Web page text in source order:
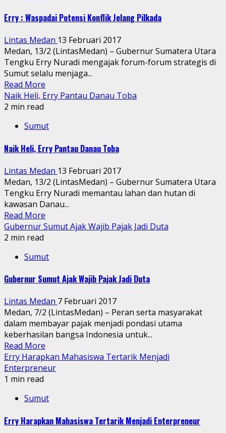
Erry : Waspadai Potensi Konflik Jelang Pilkada
Lintas Medan 13 Februari 2017
Medan, 13/2 (LintasMedan) – Gubernur Sumatera Utara
Tengku Erry Nuradi mengajak forum-forum strategis di
Sumut selalu menjaga...
Read More
Naik Heli, Erry Pantau Danau Toba
2 min read
Sumut
Naik Heli, Erry Pantau Danau Toba
Lintas Medan 13 Februari 2017
Medan, 13/2 (LintasMedan) – Gubernur Sumatera Utara
Tengku Erry Nuradi memantau lahan dan hutan di
kawasan Danau...
Read More
Gubernur Sumut Ajak Wajib Pajak Jadi Duta
2 min read
Sumut
Gubernur Sumut Ajak Wajib Pajak Jadi Duta
Lintas Medan 7 Februari 2017
Medan, 7/2 (LintasMedan) – Peran serta masyarakat
dalam membayar pajak menjadi pondasi utama
keberhasilan bangsa Indonesia untuk...
Read More
Erry Harapkan Mahasiswa Tertarik Menjadi
Enterpreneur
1 min read
Sumut
Erry Harapkan Mahasiswa Tertarik Menjadi Enterpreneur